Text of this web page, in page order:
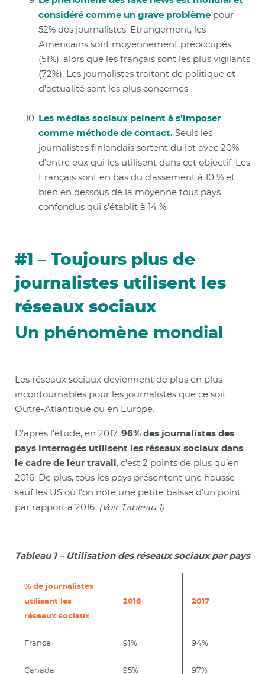
considéré comme un grave problème pour
52% des journalistes. Etrangement, les
Américains sont moyennement préoccupés
(51%), alors que les français sont les plus vigilants
(72%). Les journalistes traitant de politique et
d’actualité sont les plus concernés.
Les médias sociaux peinent à s’imposer
comme méthode de contact. Seuls les
journalistes finlandais sortent du lot avec 20%
d’entre eux qui les utilisent dans cet objectif. Les
Français sont en bas du classement à 10 % et
bien en dessous de la moyenne tous pays
confondus qui s’établit à 14 %.
#1 – Toujours plus de
journalistes utilisent les
réseaux sociaux
Un phénomène mondial
Les réseaux sociaux deviennent de plus en plus
incontournables pour les journalistes que ce soit
Outre-Atlantique ou en Europe.
D’après l’étude, en 2017, 96% des journalistes des
pays interrogés utilisent les réseaux sociaux dans
le cadre de leur travail , c’est 2 points de plus qu’en
2016. De plus, tous les pays présentent une hausse
sauf les US où l’on note une petite baisse d’un point
par rapport à 2016. (Voir Tableau 1)
Tableau 1 – Utilisation des réseaux sociaux par pays
% de journalistes
utilisant les
réseaux sociaux
2016 2017
France 91% 94%
Canada 95% 97%